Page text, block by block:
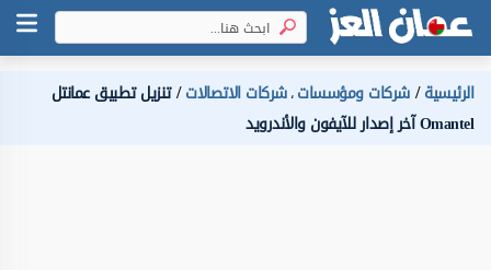
الرئيسية شركات ومؤسسات،شركات الاتصالات تنزيل تطبيق عمانتل
Omantel آخر إصدار للآيفون والأندرويد